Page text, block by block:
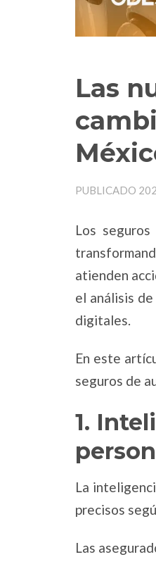
Las
PUBLICADO
Los
atienden
el análisis
digitales.
En este
seguros de
1.
La
precisos
Las